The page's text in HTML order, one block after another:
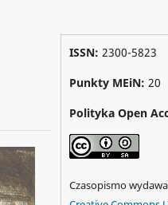
ISSN: 2300-5823
Punkty MEiN: 20
Polityka Open
Czasopismo